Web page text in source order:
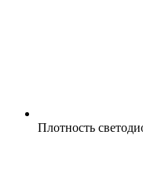
Плотность